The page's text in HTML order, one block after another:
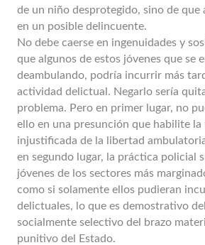
de un niño desprotegido, sino de que
en un posible delincuente.
No debe caerse en ingenuidades y
que algunos de estos jóvenes que se
deambulando, podría incurrir más
actividad delictual. Negarlo sería
problema. Pero en primer lugar, no
ello en una presunción que habilite
injustificada de la libertad
en segundo lugar, la práctica policial
jóvenes de los sectores más
como si solamente ellos pudieran
delictuales, lo que es demostrativo
socialmente selectivo del brazo
punitivo del Estado.